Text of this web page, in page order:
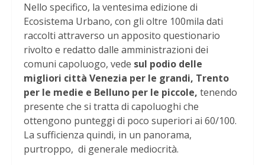
Nello specifico, la ventesima edizione di
Ecosistema Urbano, con gli oltre 100mila dati
raccolti attraverso un apposito questionario
rivolto e redatto dalle amministrazioni dei
comuni capoluogo, vede sul podio delle
migliori città Venezia per le grandi, Trento
per le medie e Belluno per le piccole, tenendo
presente che si tratta di capoluoghi che
ottengono punteggi di poco superiori ai 60/100.
La sufficienza quindi, in un panorama,
purtroppo, di generale mediocrità.